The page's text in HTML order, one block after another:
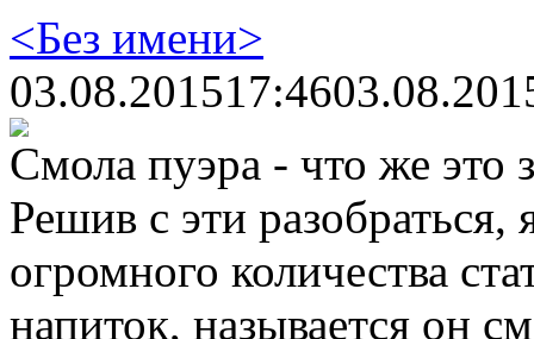
<Без имени>
03.08.201517:46
Смола пуэра - что же это
Решив с эти
огромного количества
напиток, называется он